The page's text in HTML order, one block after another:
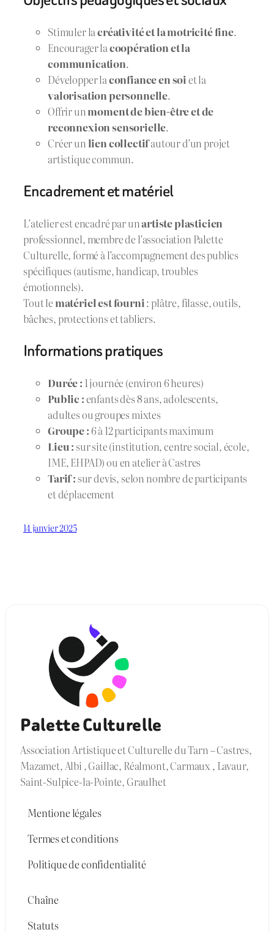
Stimuler lacréativité et la motricité fine.
Encourager lacoopération et la
communication.
Développer laconfiance en soiet la
valorisation personnelle.
Offrir unmoment de bien-être et de
reconnexion sensorielle.
Créer un lien collectifautour d’un projet
artistique commun.
Encadrement et matériel
L’atelier est encadré par unartiste plasticien
professionnel, membre de l’association Palette
Culturelle, formé à l’accompagnement des publics
spécifiques (autisme, handicap, troubles
émotionnels).
Tout le matériel est fourni: plâtre, filasse, outils,
bâches, protections et tabliers.
Informations pratiques
Durée : 1 journée (environ 6 heures)
Public :enfants dès 8 ans, adolescents,
adultes ou groupes mixtes
Groupe : 6 à 12 participants maximum
Lieu :sur site (institution, centre social, école,
IME, EHPAD) ou en atelier à Castres
Tarif :sur devis, selon nombre de participants
et déplacement
14 janvier 2025
Palette Culturelle
Association Artistique et Culturelle du Tarn – Castres,
Mazamet, Albi , Gaillac, Réalmont, Carmaux , Lavaur,
Saint-Sulpice-la-Pointe, Graulhet
Mentione légales
Termes et conditions
Politique de confidentialité
Chaîne
Statuts